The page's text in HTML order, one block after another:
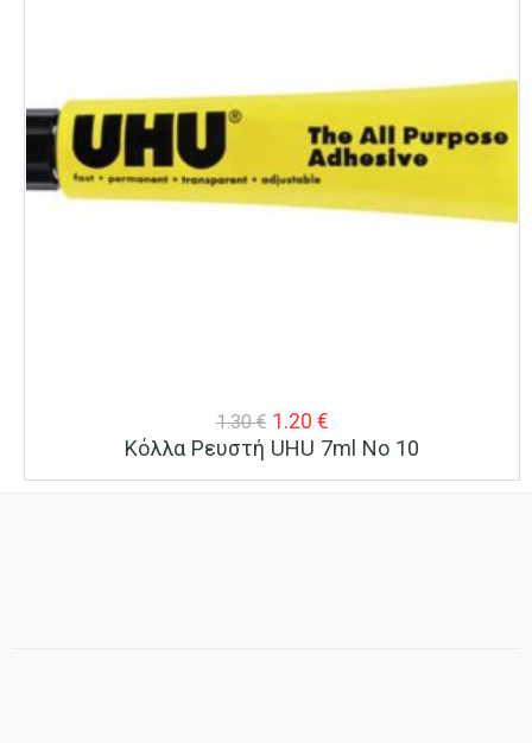
1.30€ Original
price
1.20 €Η
τρέχουσα
Κόλλα Ρευστή UHU 7ml No 10